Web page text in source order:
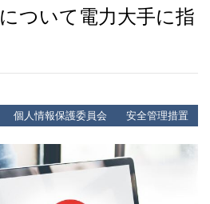
ついて電力大手に指
個人情報保護委員会 安全管理措置